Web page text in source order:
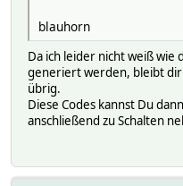
blauhorn
Da ich leider nicht weiß wie
generiert werden, bleibt
übrig.
Diese Codes kannst Du
anschließend zu Schalten